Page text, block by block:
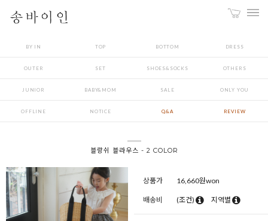
BY IN TOP BOTTOM DRESS
OUTER SET SHOES&SOCKS OTHERS
JUNIOR BABY&MOM SALE ONLY YOU
OFFLINE NOTICE Q&A REVIEW
블랑쉬 블라우스 - 2 COLOR
상품가 16,660원won
배송비 (조건) 지역별